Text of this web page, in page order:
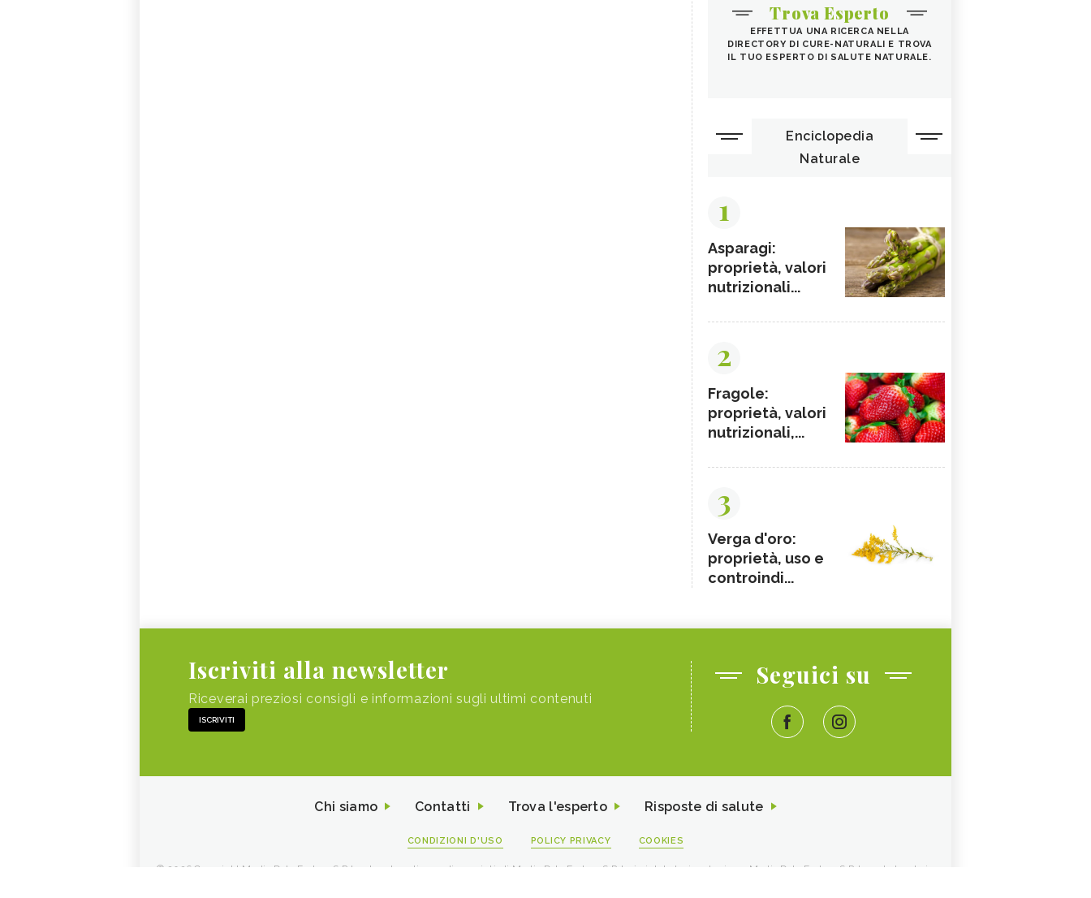
Trova Esperto
EFFETTUA UNA RICERCA NELLA
DIRECTORY DI CURE-NATURALI E TROVA
IL TUO ESPERTO DI SALUTE NATURALE.
Enciclopedia
Naturale
1
Asparagi:
proprietà, valori
nutrizionali...
2
Fragole:
proprietà, valori
nutrizionali,...
3
Verga d'oro:
proprietà, uso e
controindi...
Iscriviti alla newsletter
Riceverai preziosi consigli e informazioni sugli ultimi contenuti
ISCRIVITI
Seguici su
Chi siamo Contatti Trova l'esperto Risposte di salute
CONDIZIONI D'USO POLICY PRIVACY COOKIES
© 2026 Copyright Media Data Factory S.R.L. - I contenuti sono di proprietà di Media Data Factory S.R.L, è vietata la riproduzione. Media Data Factory S.R.L. sede legale in